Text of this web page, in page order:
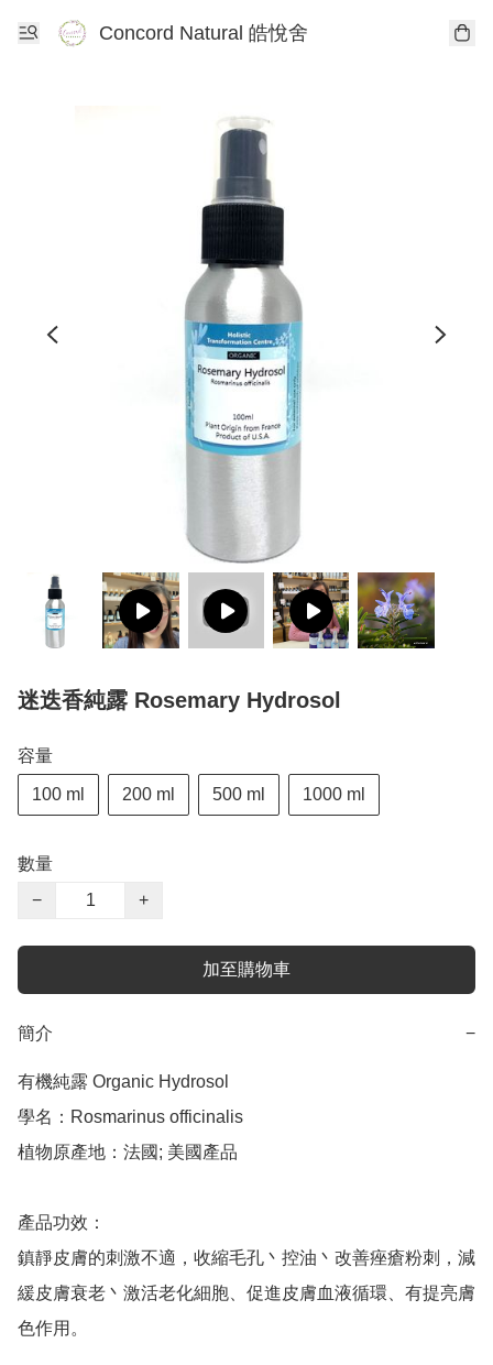
Concord Natural 皓悅舍
迷迭香純露 Rosemary Hydrosol
容量
100 ml 200 ml 500 ml 1000 ml
數量
−
+
加至購物車
簡介 −
有機純露 Organic Hydrosol
學名：Rosmarinus officinalis
植物原產地：法國; 美國產品
產品功效：
鎮靜皮膚的刺激不適，收縮毛孔丶控油丶改善痤瘡粉刺，減
緩皮膚衰老丶激活老化細胞、促進皮膚血液循環、有提亮膚
色作用。